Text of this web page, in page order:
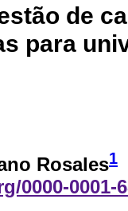
de
para
Rosales1
0000-0001-